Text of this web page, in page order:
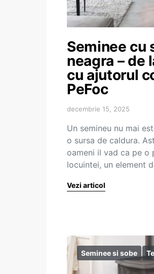
Seminee cu
neagra – de
cu ajutorul
PeFoc
decembrie 15, 2025
Un semineu nu mai
o sursa de caldura.
oameni il vad ca pe o
locuintei, un element
Vezi articol
Seminee si sobe